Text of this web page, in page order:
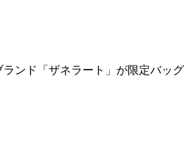
ンド「ザネラート」が限定バッ